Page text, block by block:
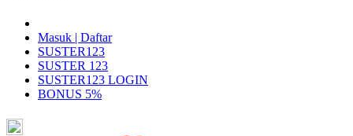
Masuk | Daftar
SUSTER123
SUSTER 123
SUSTER123 LOGIN
BONUS 5%